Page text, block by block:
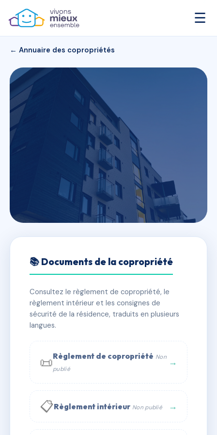
☰
← Annuaire des copropriétés
5 RUE PIERRE DUPRE
✓ Immatriculée 🏠 9 lots 🏗 1 bâtiment(s)
📞 Contacter Syndic Digital
📚 Documents de la copropriété
Consultez le règlement de copropriété, le
règlement intérieur et les consignes de
sécurité de la résidence, traduits en plusieurs
langues.
📜Règlement de copropriété Non
publié
→
📋Règlement intérieur Non publié →